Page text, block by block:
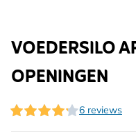
VOEDERSILO
OPENINGEN
6 reviews